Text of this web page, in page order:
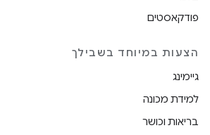
פודקאסטים
הצעות במיוחד בשבילך
גיימינג
למידת מכונה
בריאות וכושר